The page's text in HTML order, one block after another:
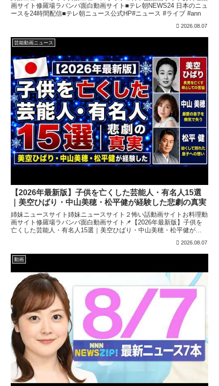
画サイト修羅場ラバンバ面白動画サイト■テレ朝NEWS24 日本のニュ
ースを24時間配信■テレ朝ニュース公式HP#ニュース #ライブ #ann
2026.08.07
芸能動画ニュース
【2026年最新版】子供を亡くした芸能人・有名人15選
｜美空ひばり・中山美穂・松平健が経験した悲劇の真実
姉妹ニュースサイト姉妹ニュースサイト２怖い話動画サイトお料理動
画サイト修羅場ラバンバ面白動画サイト📌【2026年最新版】子供を
亡くした芸能人・有名人15選｜美空ひばり・中山美穂・松平健が経
2026.08.07
動画